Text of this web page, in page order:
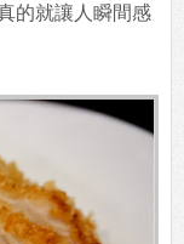
的就讓人瞬間感